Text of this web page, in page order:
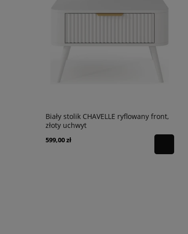
Biały stolik CHAVELLE ryflowany front,
złoty uchwyt
599,00 zł